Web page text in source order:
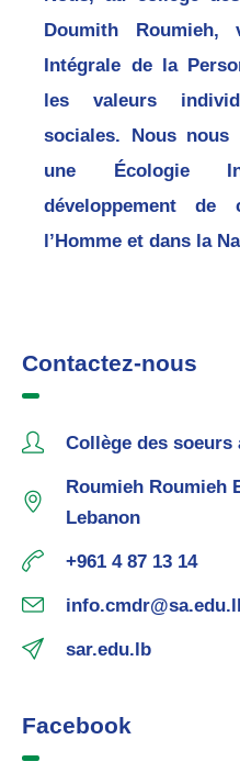
Doumith Roumieh,
Intégrale de la
les valeurs
sociales. Nous nous
une Écologie
développement
l’Homme et dans la
Contactez-nous
Collège des soeurs
Roumieh Roumieh
Lebanon
+961 4 87 13 14
sar.edu.lb
Facebook